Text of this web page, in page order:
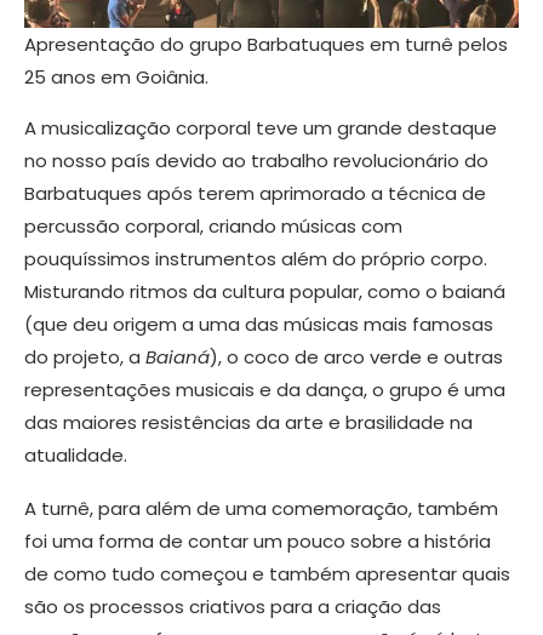
Apresentação do grupo Barbatuques em turnê pelos
25 anos em Goiânia.
A musicalização corporal teve um grande destaque
no nosso país devido ao trabalho revolucionário do
Barbatuques após terem aprimorado a técnica de
percussão corporal, criando músicas com
pouquíssimos instrumentos além do próprio corpo.
Misturando ritmos da cultura popular, como o baianá
(que deu origem a uma das músicas mais famosas
do projeto, a Baianá), o coco de arco verde e outras
representações musicais e da dança, o grupo é uma
das maiores resistências da arte e brasilidade na
atualidade.
A turnê, para além de uma comemoração, também
foi uma forma de contar um pouco sobre a história
de como tudo começou e também apresentar quais
são os processos criativos para a criação das